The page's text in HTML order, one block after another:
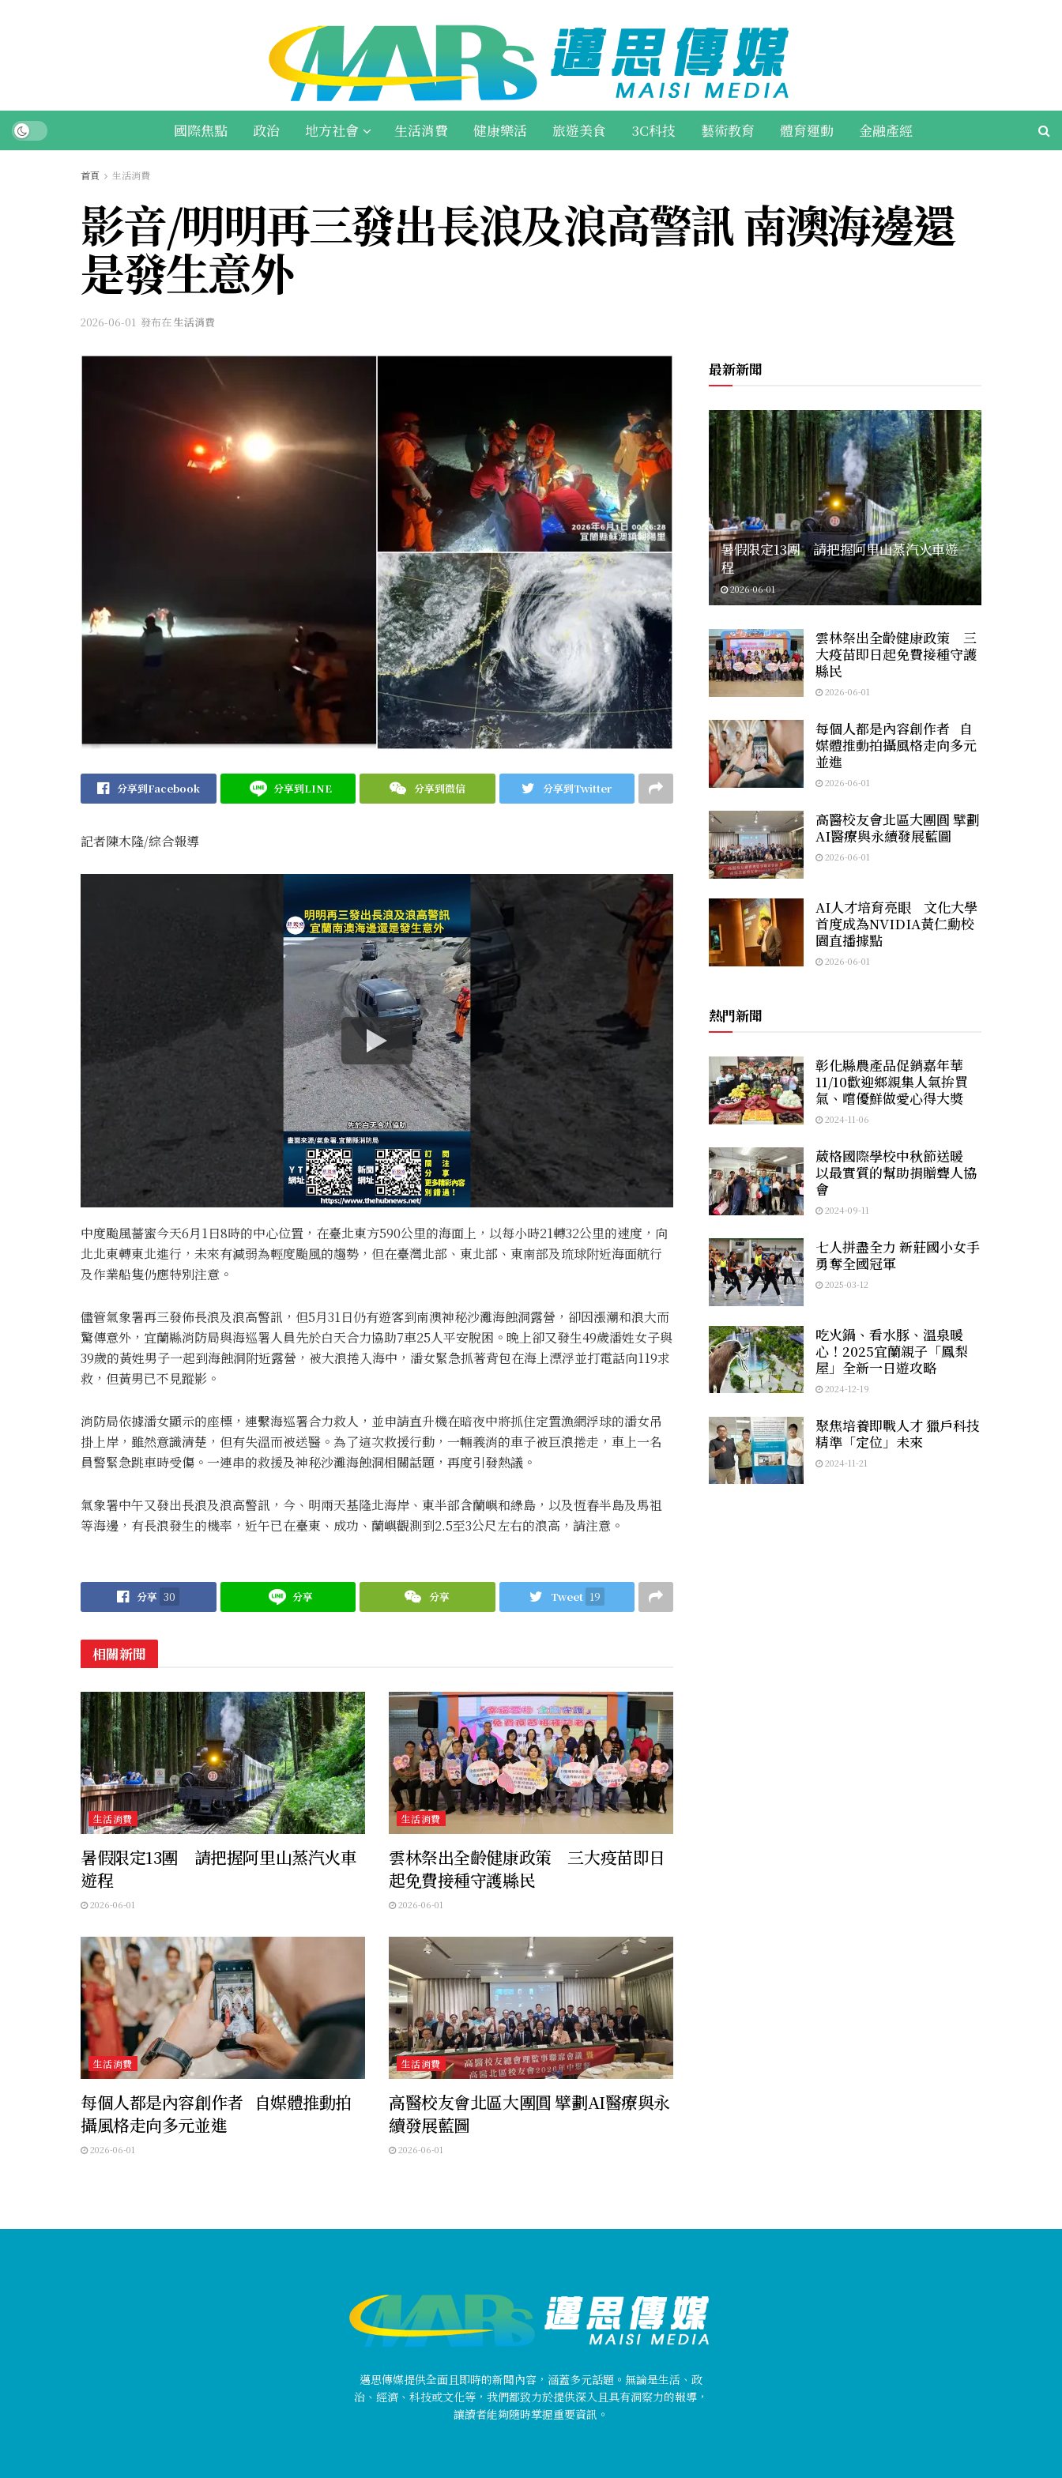
國際焦點 政治 地方社會 生活消費 健康樂活 旅遊美食 3C科技 藝術教育 體育運動 金融產經
首頁 生活消費
影音/明明再三發出長浪及浪高警訊 南澳海邊還
是發生意外
2026-06-01 發布在生活消費
分享到Facebook 分享到LINE 分享到微信 分享到Twitter
記者陳木隆/綜合報導
中度颱風薔蜜今天6月1日8時的中心位置，在臺北東方590公里的海面上，以每小時21轉32公里的速度，向
北北東轉東北進行，未來有減弱為輕度颱風的趨勢，但在臺灣北部、東北部、東南部及琉球附近海面航行
及作業船隻仍應特別注意。
儘管氣象署再三發佈長浪及浪高警訊，但5月31日仍有遊客到南澳神秘沙灘海蝕洞露營，卻因漲潮和浪大而
驚傳意外，宜蘭縣消防局與海巡署人員先於白天合力協助7車25人平安脫困。晚上卻又發生49歲潘姓女子與
39歲的黃姓男子一起到海蝕洞附近露營，被大浪捲入海中，潘女緊急抓著背包在海上漂浮並打電話向119求
救，但黃男已不見蹤影。
消防局依據潘女顯示的座標，連繫海巡署合力救人，並申請直升機在暗夜中將抓住定置漁網浮球的潘女吊
掛上岸，雖然意識清楚，但有失溫而被送醫。為了這次救援行動，一輛義消的車子被巨浪捲走，車上一名
員警緊急跳車時受傷。一連串的救援及神秘沙灘海蝕洞相關話題，再度引發熱議。
氣象署中午又發出長浪及浪高警訊，今、明兩天基隆北海岸、東半部含蘭嶼和綠島，以及恆春半島及馬祖
等海邊，有長浪發生的機率，近午已在臺東、成功、蘭嶼觀測到2.5至3公尺左右的浪高，請注意。
分享 30 分享 分享 Tweet 19
相關新聞
生活消費
暑假限定13團 請把握阿里山蒸汽火車
遊程
2026-06-01
生活消費
雲林祭出全齡健康政策 三大疫苗即日
起免費接種守護縣民
2026-06-01
生活消費
每個人都是內容創作者 自媒體推動拍
攝風格走向多元並進
2026-06-01
生活消費
高醫校友會北區大團圓 擘劃AI醫療與永
續發展藍圖
2026-06-01
最新新聞
暑假限定13團 請把握阿里山蒸汽火車遊
程
2026-06-01
雲林祭出全齡健康政策 三
大疫苗即日起免費接種守護
縣民
2026-06-01
每個人都是內容創作者 自
媒體推動拍攝風格走向多元
並進
2026-06-01
高醫校友會北區大團圓 擘劃
AI醫療與永續發展藍圖
2026-06-01
AI人才培育亮眼 文化大學
首度成為NVIDIA黃仁勳校
園直播據點
2026-06-01
熱門新聞
彰化縣農產品促銷嘉年華
11/10歡迎鄉親集人氣拚買
氣、嚐優鮮做愛心得大獎
2024-11-06
葳格國際學校中秋節送暖
以最實質的幫助捐贈聾人協
會
2024-09-11
七人拼盡全力 新莊國小女手
勇奪全國冠軍
2025-03-12
吃火鍋、看水豚、溫泉暖
心！2025宜蘭親子「鳳梨
屋」全新一日遊攻略
2024-12-19
聚焦培養即戰人才 獵戶科技
精準「定位」未來
2024-11-21
邁思傳媒提供全面且即時的新聞內容，涵蓋多元話題。無論是生活、政
治、經濟、科技或文化等，我們都致力於提供深入且具有洞察力的報導，
讓讀者能夠隨時掌握重要資訊。